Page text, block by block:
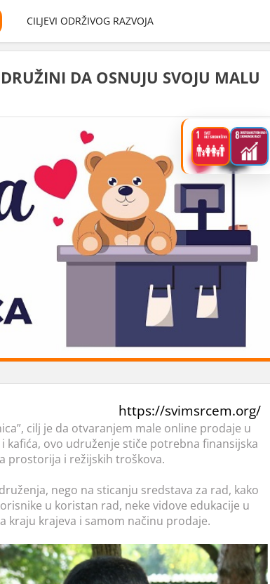
CILJEVI ODRŽIVOG RAZVOJA
DA OSNUJU SVOJU MALU
https://svimsrcem.org/
cilj je da otvaranjem male online prodaje u
kafića, ovo udruženje stiče potrebna finansijska
prostorija i režijskih troškova.
nego na sticanju sredstava za rad, kako
u koristan rad, neke vidove edukacije u
kraju krajeva i samom načinu prodaje.